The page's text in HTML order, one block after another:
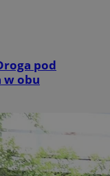
pod
w obu